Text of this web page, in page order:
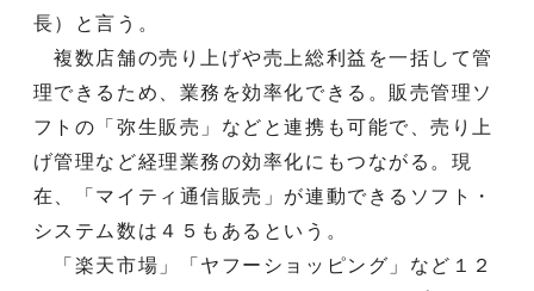
長）と言う。
複数店舗の売り上げや売上総利益を一括して管
理できるため、業務を効率化できる。販売管理ソ
フトの「弥生販売」などと連携も可能で、売り上
げ管理など経理業務の効率化にもつながる。現
在、「マイティ通信販売」が連動できるソフト・
システム数は４５もあるという。
「楽天市場」「ヤフーショッピング」など１２